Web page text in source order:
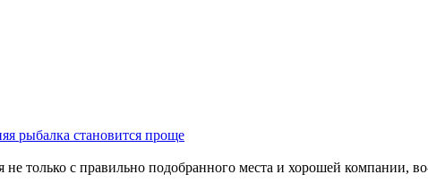
рыбалка становится проще
только с правильно подобранного места и хорошей компании,